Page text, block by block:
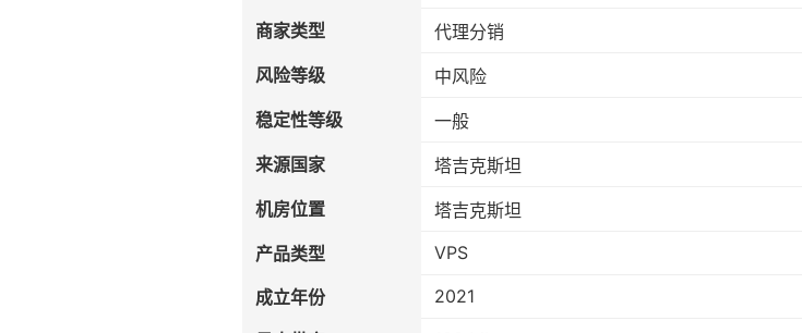
商家类型
代理分销
风险等级
中风险
稳定性等级
一般
来源国家
塔吉克斯坦
机房位置
塔吉克斯坦
产品类型
VPS
成立年份 2021